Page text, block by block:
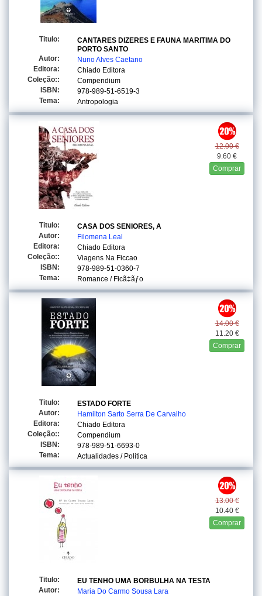
Titulo:
CANTARES DIZERES E FAUNA MARITIMA DO
PORTO SANTO
Autor:
Nuno Alves Caetano
Editora:
Chiado Editora
Coleção::
Compendium
ISBN:
978-989-51-6519-3
Tema:
Antropologia
12.00 €
9.60 €
Comprar
Titulo:
CASA DOS SENIORES, A
Autor:
Filomena Leal
Editora:
Chiado Editora
Coleção::
Viagens Na Ficcao
ISBN:
978-989-51-0360-7
Tema:
Romance / Ficã‡ãƒo
14.00 €
11.20 €
Comprar
Titulo:
ESTADO FORTE
Autor:
Hamilton Sarto Serra De Carvalho
Editora:
Chiado Editora
Coleção::
Compendium
ISBN:
978-989-51-6693-0
Tema:
Actualidades / Politica
13.00 €
10.40 €
Comprar
Titulo:
EU TENHO UMA BORBULHA NA TESTA
Autor:
Maria Do Carmo Sousa Lara